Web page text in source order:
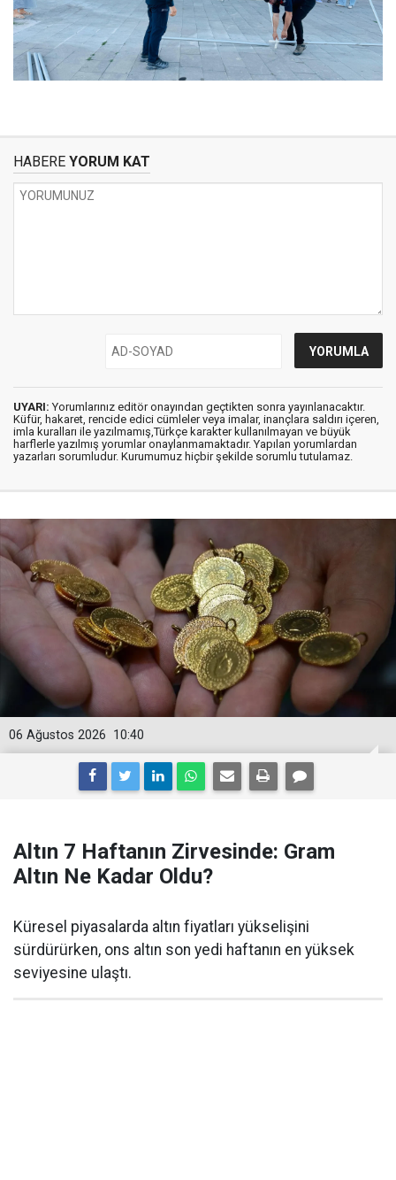
HABERE YORUM KAT
UYARI: Yorumlarınız editör onayından geçtikten sonra yayınlanacaktır.
Küfür, hakaret, rencide edici cümleler veya imalar, inançlara saldırı içeren,
imla kuralları ile yazılmamış,Türkçe karakter kullanılmayan ve büyük
harflerle yazılmış yorumlar onaylanmamaktadır. Yapılan yorumlardan
yazarları sorumludur. Kurumumuz hiçbir şekilde sorumlu tutulamaz.
10:40
06 Ağustos 2026
Altın 7 Haftanın Zirvesinde: Gram
Altın Ne Kadar Oldu?
Küresel piyasalarda altın fiyatları yükselişini
sürdürürken, ons altın son yedi haftanın en yüksek
seviyesine ulaştı.